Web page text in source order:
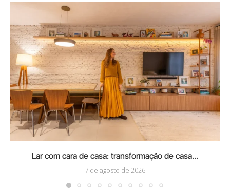
Lar com cara de casa: transformação de casa...
7 de agosto de 2026